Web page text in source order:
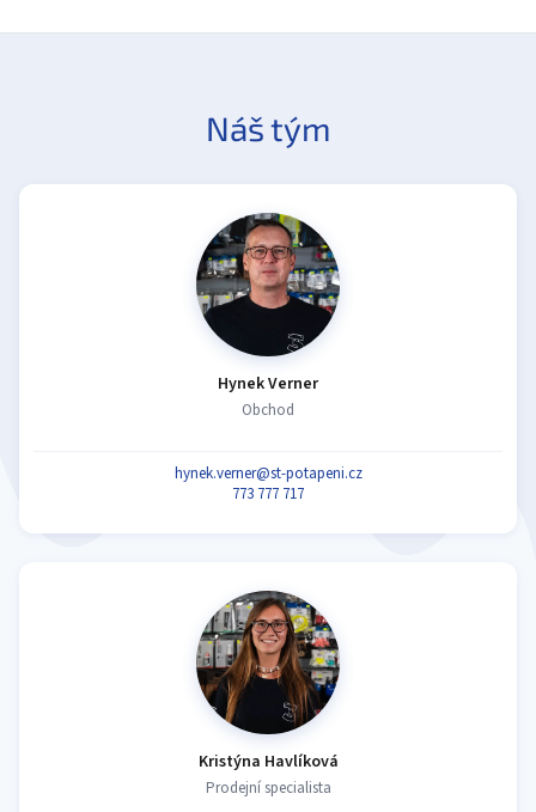
Náš tým
Hynek Verner
Obchod
hynek.verner@st-potapeni.cz
773 777 717
Kristýna Havlíková
Prodejní specialista